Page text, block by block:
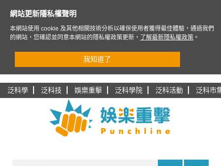
泛科學 泛科技 娛樂重擊 泛科學院 泛科活動 泛科市
網站更新隱私權聲明
本網站使用 cookie 及其他相關技術分析以確保使用者獲得最佳體驗，通過我們
的網站，您確認並同意本網站的隱私權政策更新，
了解最新隱私權政策 。
我知道了